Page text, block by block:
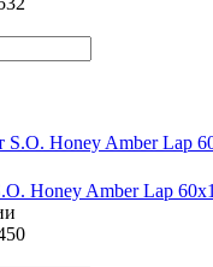
Honey Amber Lap